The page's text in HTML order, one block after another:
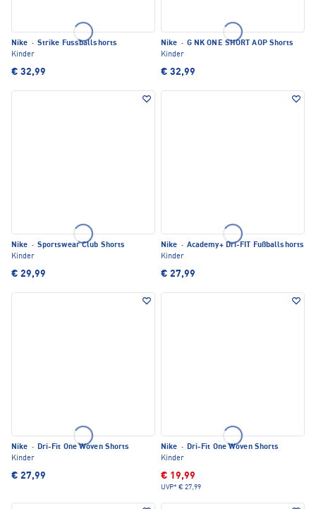
Nike · Strike Fussballshorts
Kinder
€ 32,99
Nike · G NK ONE SHORT AOP Shorts
Kinder
€ 32,99
Nike · Sportswear Club Shorts
Kinder
€ 29,99
Nike · Academy+ Dri-FIT Fußballshorts
Kinder
€ 27,99
Nike · Dri-Fit One Woven Shorts
Kinder
€ 27,99
Nike · Dri-Fit One Woven Shorts
Kinder
€ 19,99
UVP* € 27,99